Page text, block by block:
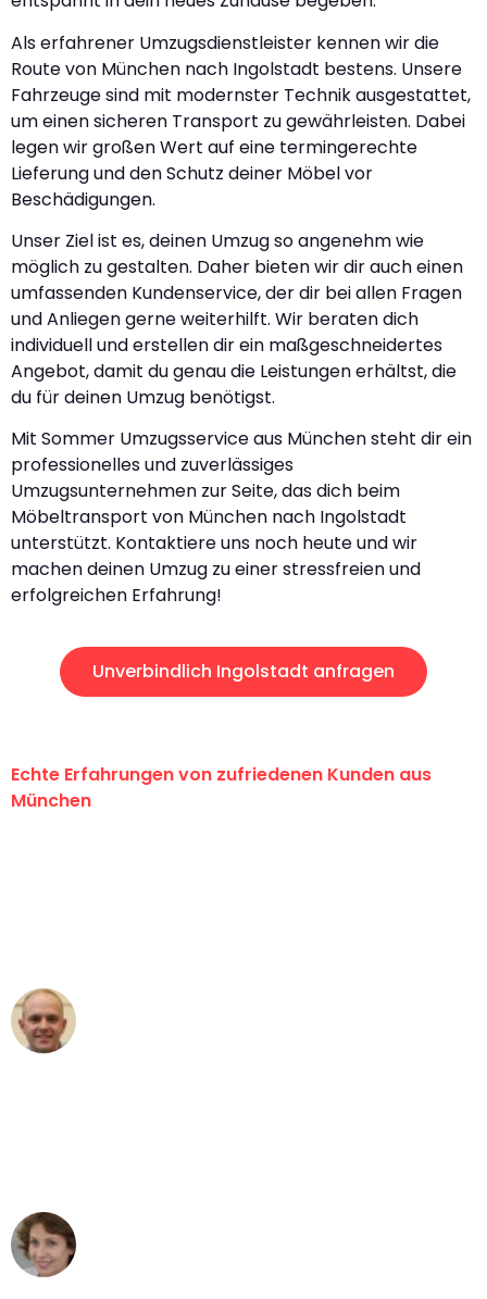
Als erfahrener Umzugsdienstleister kennen wir die
Route von München nach Ingolstadt bestens. Unsere
Fahrzeuge sind mit modernster Technik ausgestattet,
um einen sicheren Transport zu gewährleisten. Dabei
legen wir großen Wert auf eine termingerechte
Lieferung und den Schutz deiner Möbel vor
Beschädigungen.
Unser Ziel ist es, deinen Umzug so angenehm wie
möglich zu gestalten. Daher bieten wir dir auch einen
umfassenden Kundenservice, der dir bei allen Fragen
und Anliegen gerne weiterhilft. Wir beraten dich
individuell und erstellen dir ein maßgeschneidertes
Angebot, damit du genau die Leistungen erhältst, die
du für deinen Umzug benötigst.
Mit Sommer Umzugsservice aus München steht dir ein
professionelles und zuverlässiges
Umzugsunternehmen zur Seite, das dich beim
Möbeltransport von München nach Ingolstadt
unterstützt. Kontaktiere uns noch heute und wir
machen deinen Umzug zu einer stressfreien und
erfolgreichen Erfahrung!
Unverbindlich Ingolstadt anfragen
Echte Erfahrungen von zufriedenen Kunden aus
München